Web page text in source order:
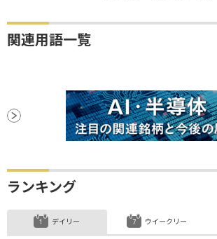
関連用語一覧
ランキング
デイリー ウイークリー